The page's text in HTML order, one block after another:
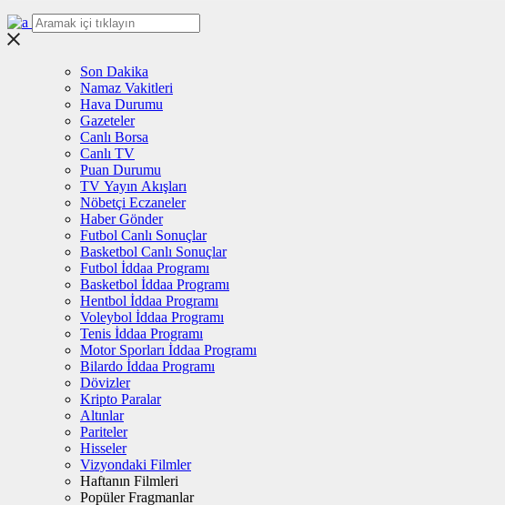
Son Dakika
Namaz Vakitleri
Hava Durumu
Gazeteler
Canlı Borsa
Canlı TV
Puan Durumu
TV Yayın Akışları
Nöbetçi Eczaneler
Haber Gönder
Futbol Canlı Sonuçlar
Basketbol Canlı Sonuçlar
Futbol İddaa Programı
Basketbol İddaa Programı
Hentbol İddaa Programı
Voleybol İddaa Programı
Tenis İddaa Programı
Motor Sporları İddaa Programı
Bilardo İddaa Programı
Dövizler
Kripto Paralar
Altınlar
Pariteler
Hisseler
Vizyondaki Filmler
Haftanın Filmleri
Popüler Fragmanlar